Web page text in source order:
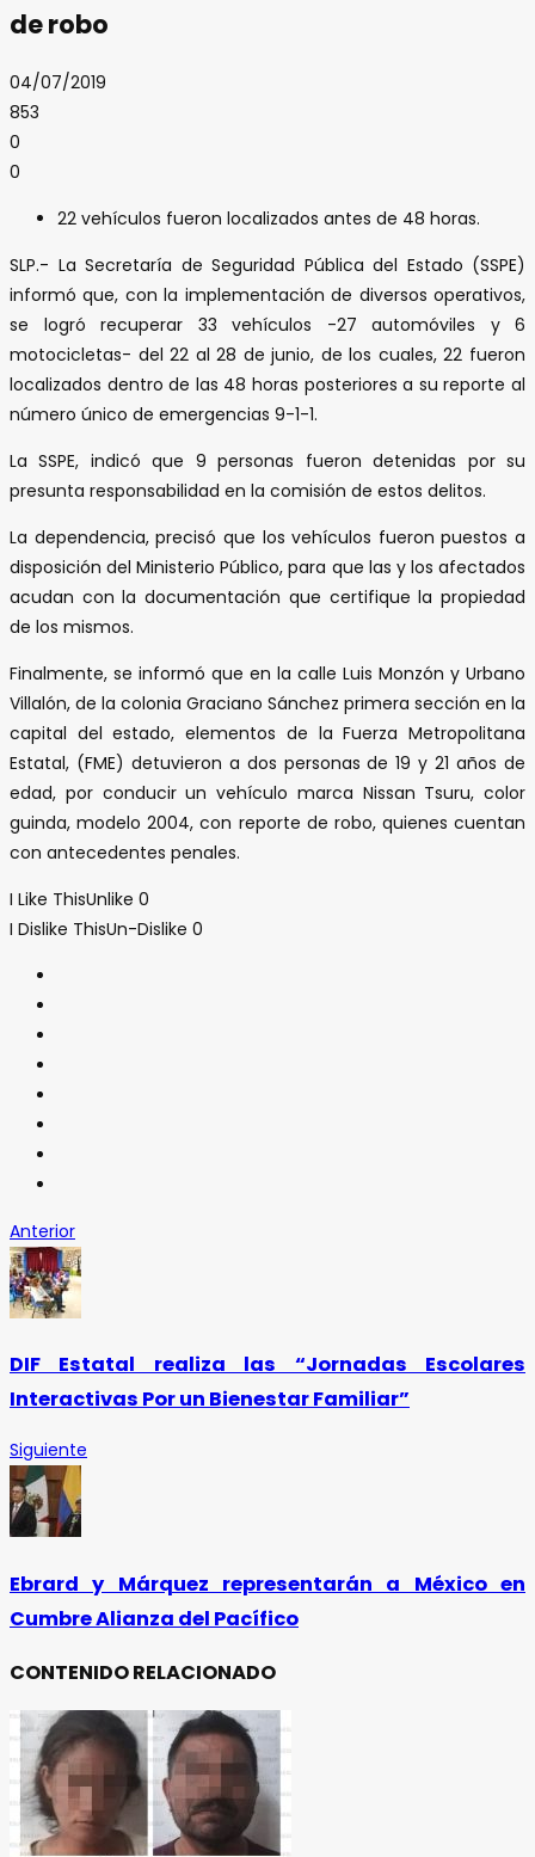
de robo
04/07/2019
853
0
0
22 vehículos fueron localizados antes de 48 horas.
SLP.- La Secretaría de Seguridad Pública del Estado (SSPE)
informó que, con la implementación de diversos operativos,
se logró recuperar 33 vehículos -27 automóviles y 6
motocicletas- del 22 al 28 de junio, de los cuales, 22 fueron
localizados dentro de las 48 horas posteriores a su reporte al
número único de emergencias 9-1-1.
La SSPE, indicó que 9 personas fueron detenidas por su
presunta responsabilidad en la comisión de estos delitos.
La dependencia, precisó que los vehículos fueron puestos a
disposición del Ministerio Público, para que las y los afectados
acudan con la documentación que certifique la propiedad
de los mismos.
Finalmente, se informó que en la calle Luis Monzón y Urbano
Villalón, de la colonia Graciano Sánchez primera sección en la
capital del estado, elementos de la Fuerza Metropolitana
Estatal, (FME) detuvieron a dos personas de 19 y 21 años de
edad, por conducir un vehículo marca Nissan Tsuru, color
guinda, modelo 2004, con reporte de robo, quienes cuentan
con antecedentes penales.
I Like ThisUnlike 0
I Dislike ThisUn-Dislike 0
Anterior
DIF Estatal realiza las “Jornadas Escolares
Interactivas Por un Bienestar Familiar”
Siguiente
Ebrard y Márquez representarán a México en
Cumbre Alianza del Pacífico
CONTENIDO RELACIONADO